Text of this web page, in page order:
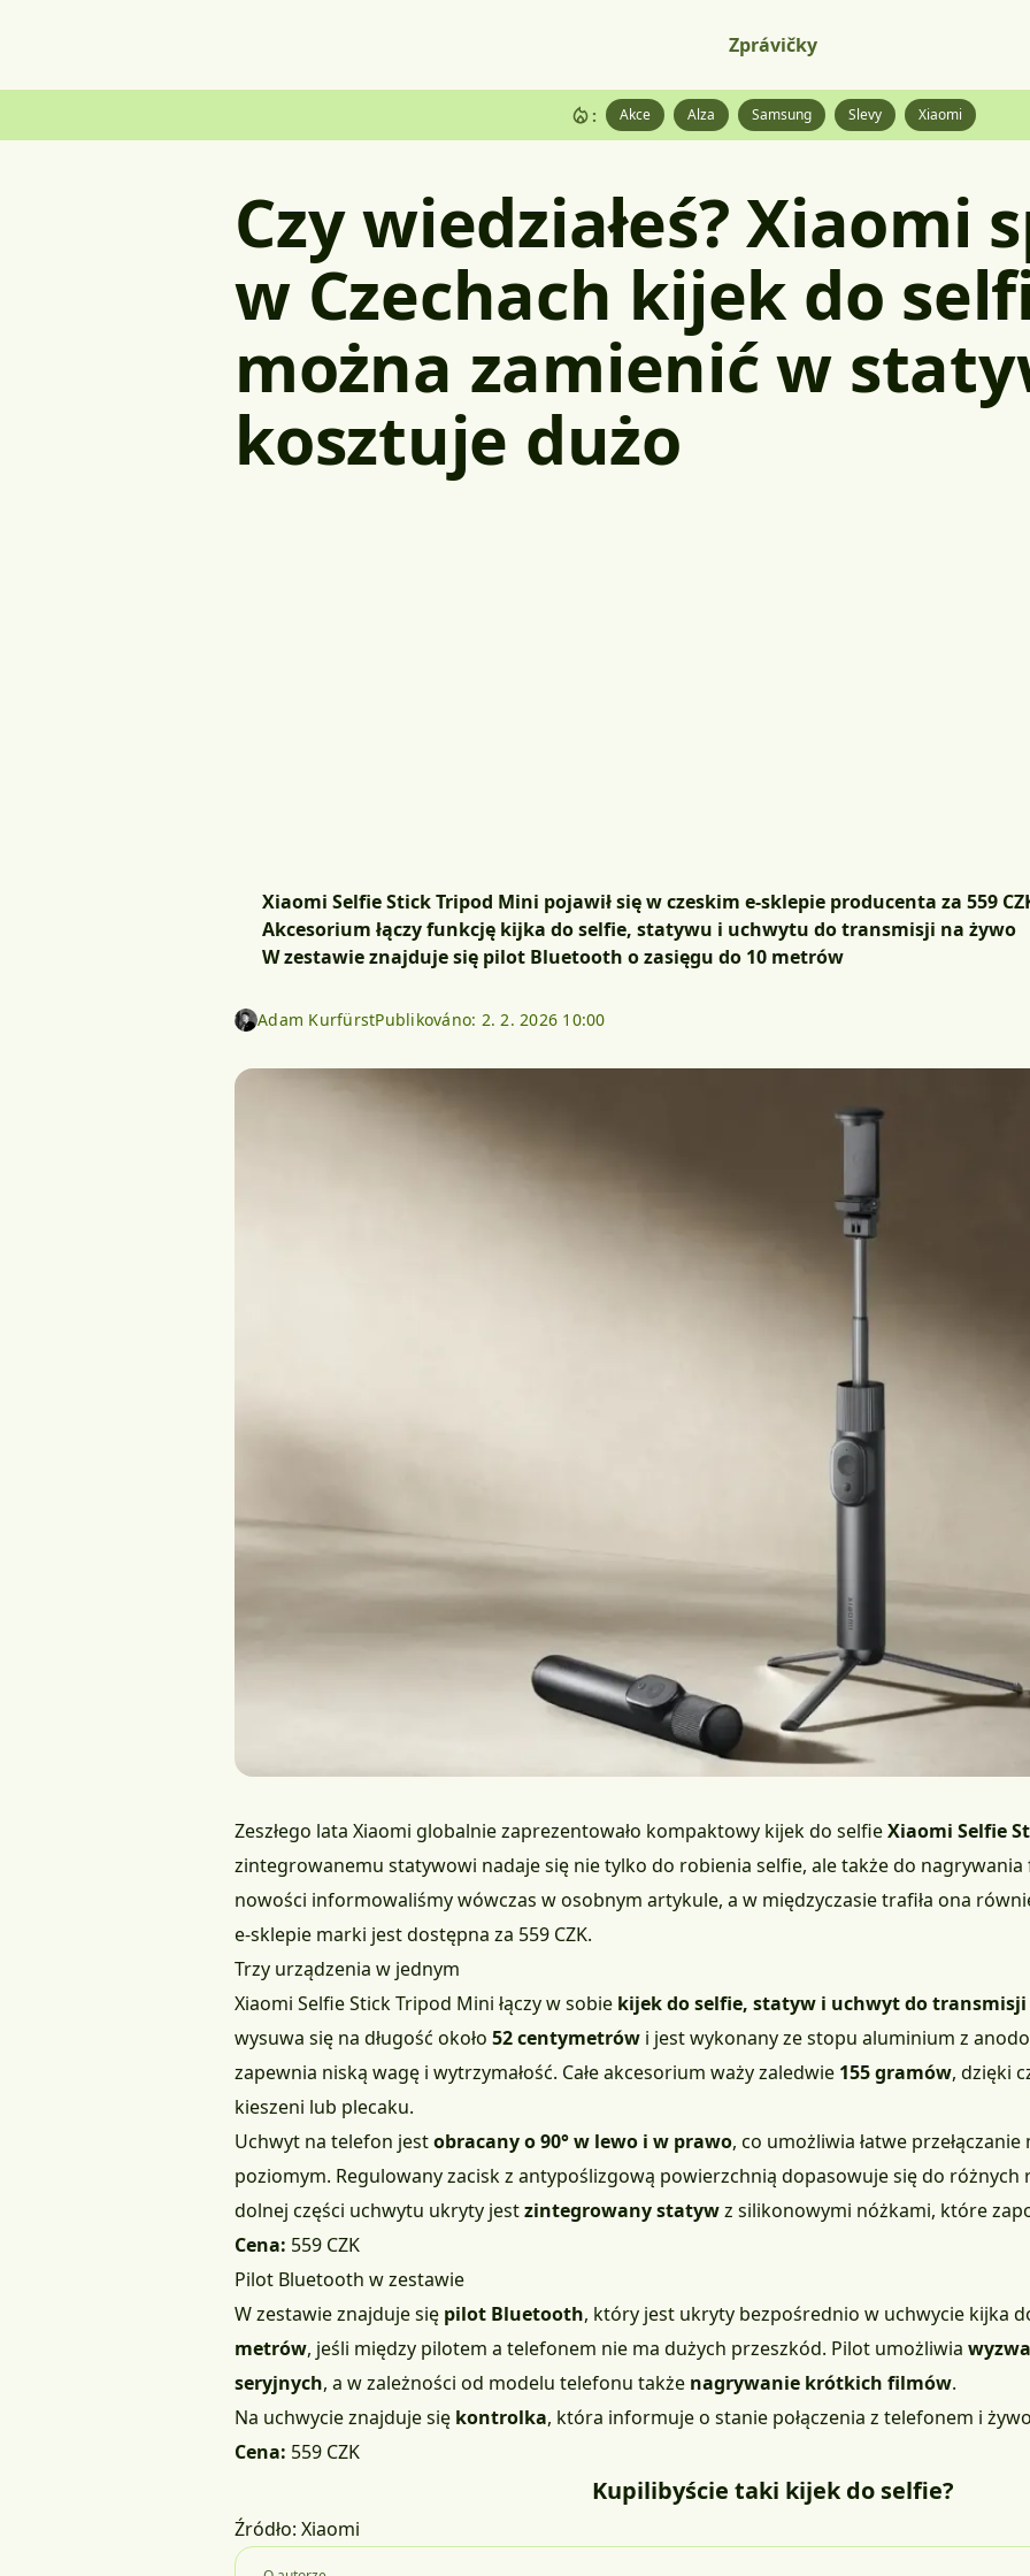
Zprávičky
: Akce Alza Samsung Slevy Xiaomi
Czy wiedziałeś? Xiaomi
w Czechach kijek do
można zamienić w
kosztuje dużo
Xiaomi Selfie Stick Tripod Mini pojawił się w czeskim e-sklepie producenta za 559
Akcesorium łączy funkcję kijka do selfie, statywu i uchwytu do transmisji na żywo
W zestawie znajduje się pilot Bluetooth o zasięgu do 10 metrów
Adam KurfürstPublikováno: 2. 2. 2026 10:00
Zeszłego lata Xiaomi globalnie zaprezentowało kompaktowy kijek do selfieXiaomi Selfie
zintegrowanemu statywowi nadaje się nie tylko do robienia selfie, ale także do
nowości informowaliśmy wówczas w osobnym artykule, a w międzyczasie trafiła ona
e-sklepie marki jest dostępna za 559 CZK.
Trzy urządzenia w jednym
Xiaomi Selfie Stick Tripod Mini łączy w sobie kijek do selfie, statyw i uchwyt do transmisji
wysuwa się na długość około 52 centymetrów i jest wykonany ze stopu aluminium z
zapewnia niską wagę i wytrzymałość. Całe akcesorium waży zaledwie 155 gramów, dzięki
kieszeni lub plecaku.
Uchwyt na telefon jestobracany o 90° w lewo i w prawo, co umożliwia łatwe
poziomym. Regulowany zacisk z antypoślizgową powierzchnią dopasowuje się do
dolnej części uchwytu ukryty jestzintegrowany statywz silikonowymi nóżkami, które
Cena: 559 CZK
Pilot Bluetooth w zestawie
W zestawie znajduje się pilot Bluetooth, który jest ukryty bezpośrednio w uchwycie kijka
metrów, jeśli między pilotem a telefonem nie ma dużych przeszkód. Pilot umożliwia
seryjnych, a w zależności od modelu telefonu także nagrywanie krótkich filmów.
Na uchwycie znajduje się kontrolka, która informuje o stanie połączenia z telefonem i
Cena: 559 CZK
Kupilibyście taki kijek do selfie?
Źródło: Xiaomi